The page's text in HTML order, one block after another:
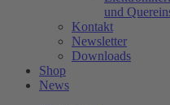
und
Kontakt
Newsletter
Downloads
Shop
News